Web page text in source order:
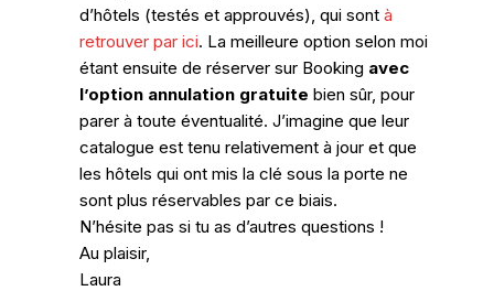
d’hôtels (testés et approuvés), qui sont à
retrouver par ici. La meilleure option selon moi
étant ensuite de réserver sur Booking avec
l’option annulation gratuite bien sûr, pour
parer à toute éventualité. J’imagine que leur
catalogue est tenu relativement à jour et que
les hôtels qui ont mis la clé sous la porte ne
sont plus réservables par ce biais.
N’hésite pas si tu as d’autres questions !
Au plaisir,
Laura